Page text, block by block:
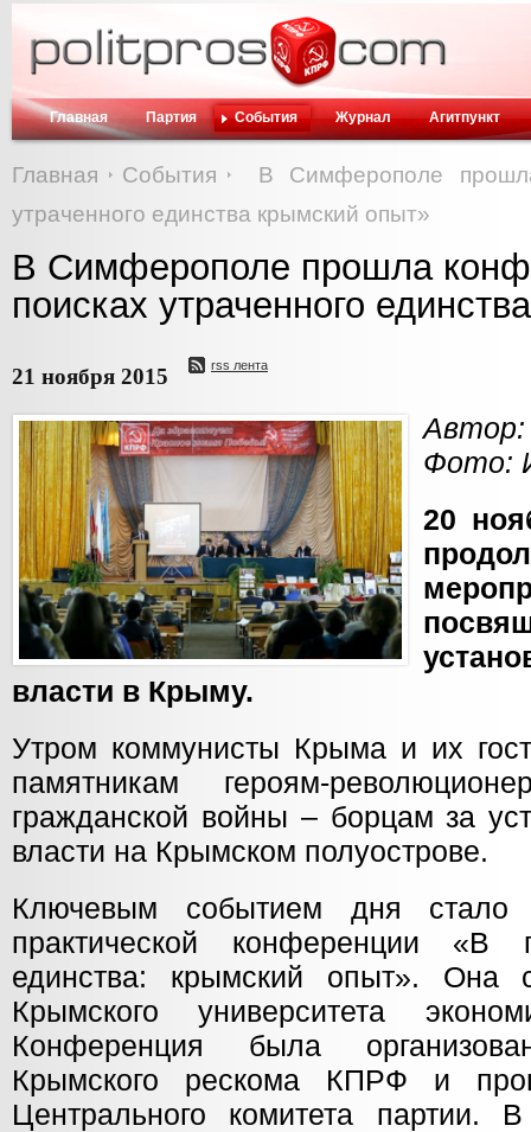
Главная Партия События Журнал Агитпункт
Главная События
В Симферополе
утраченного единства крымский опыт»
В Симферополе прошла
поисках утраченного
21 ноября 2015 rss лента
Фото:
20
власти в Крыму.
Утром коммунисты Крыма и их
памятникам героям-
гражданской войны – борцам за
власти на Крымском полуострове.
Ключевым событием дня стало
практической конференции «В
единства: крымский опыт». Она
Крымского университета
Конференция была
Крымского рескома КПРФ и
Центрального комитета партии.